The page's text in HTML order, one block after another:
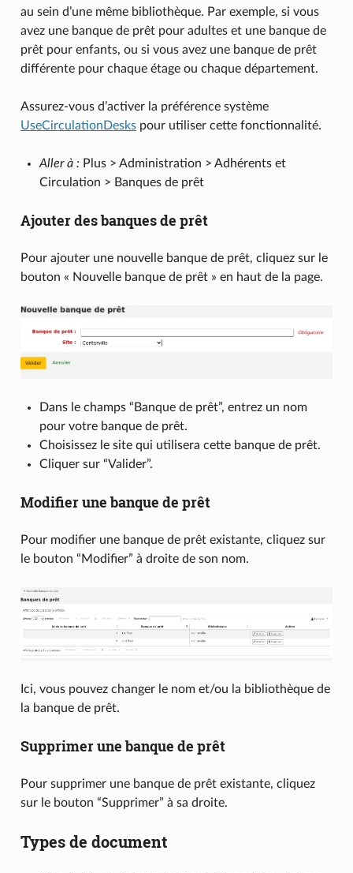
au sein d’une même bibliothèque. Par exemple, si vous
avez une banque de prêt pour adultes et une banque de
prêt pour enfants, ou si vous avez une banque de prêt
différente pour chaque étage ou chaque département.
Assurez-vous d’activer la préférence système
UseCirculationDeskspour utiliser cette fonctionnalité.
Aller à :Plus > Administration > Adhérents et
Circulation > Banques de prêt
Ajouter des banques de prêt
Pour ajouter une nouvelle banque de prêt, cliquez sur le
bouton « Nouvelle banque de prêt » en haut de la page.
Dans le champs “Banque de prêt”, entrez un nom
pour votre banque de prêt.
Choisissez le site qui utilisera cette banque de prêt.
Cliquer sur “Valider”.
Modifier une banque de prêt
Pour modifier une banque de prêt existante, cliquez sur
le bouton “Modifier” à droite de son nom.
Ici, vous pouvez changer le nom et/ou la bibliothèque de
la banque de prêt.
Supprimer une banque de prêt
Pour supprimer une banque de prêt existante, cliquez
sur le bouton “Supprimer” à sa droite.
Types de document